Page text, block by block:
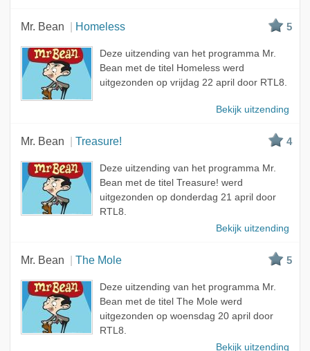
Mr. Bean Homeless 5
Deze uitzending van het programma Mr.
Bean met de titel Homeless werd
uitgezonden op vrijdag 22 april door RTL8.
Bekijk uitzending
Mr. Bean Treasure! 4
Deze uitzending van het programma Mr.
Bean met de titel Treasure! werd
uitgezonden op donderdag 21 april door
RTL8.
Bekijk uitzending
Mr. Bean The Mole 5
Deze uitzending van het programma Mr.
Bean met de titel The Mole werd
uitgezonden op woensdag 20 april door
RTL8.
Bekijk uitzending